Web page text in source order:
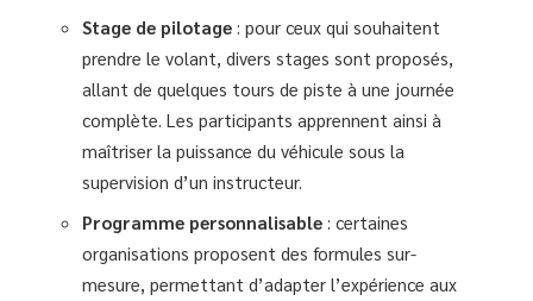
Stage de pilotage : pour ceux qui souhaitent
prendre le volant, divers stages sont proposés,
allant de quelques tours de piste à une journée
complète. Les participants apprennent ainsi à
maîtriser la puissance du véhicule sous la
supervision d’un instructeur.
Programme personnalisable : certaines
organisations proposent des formules sur-
mesure, permettant d’adapter l’expérience aux